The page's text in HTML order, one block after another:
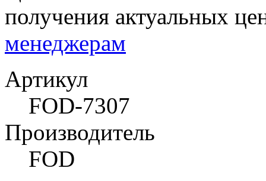
получения актуальных
менеджерам
Артикул
FOD-7307
Производитель
FOD